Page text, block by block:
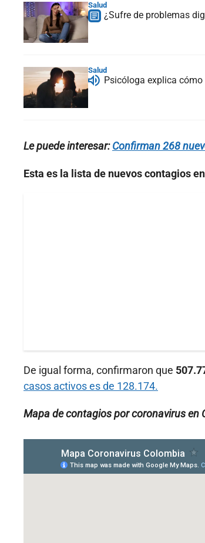
Salud
¿Sufre de problemas
Salud
Psicóloga explica
Le puede interesar:Confirman 268
Esta es la lista de nuevos contagios
De igual forma, confirmaron que
casos activos es de 128.174.
Mapa de contagios por coronavirus en